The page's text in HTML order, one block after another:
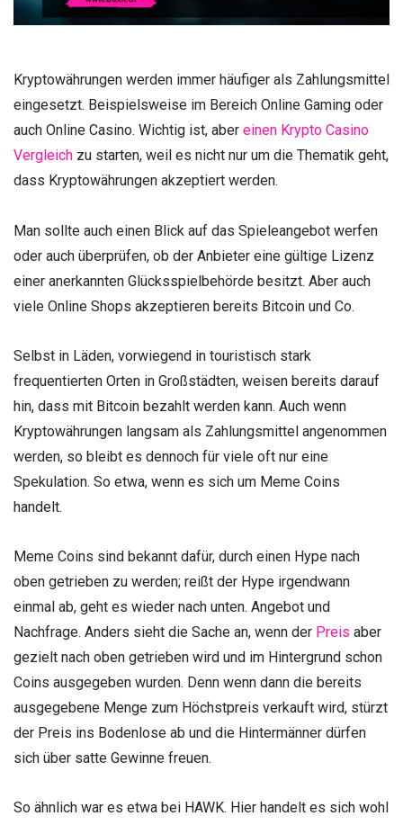
Kryptowährungen werden immer häufiger als Zahlungsmittel
eingesetzt. Beispielsweise im Bereich Online Gaming oder
auch Online Casino. Wichtig ist, aber einen Krypto Casino
Vergleich zu starten, weil es nicht nur um die Thematik geht,
dass Kryptowährungen akzeptiert werden.
Man sollte auch einen Blick auf das Spieleangebot werfen
oder auch überprüfen, ob der Anbieter eine gültige Lizenz
einer anerkannten Glücksspielbehörde besitzt. Aber auch
viele Online Shops akzeptieren bereits Bitcoin und Co.
Selbst in Läden, vorwiegend in touristisch stark
frequentierten Orten in Großstädten, weisen bereits darauf
hin, dass mit Bitcoin bezahlt werden kann. Auch wenn
Kryptowährungen langsam als Zahlungsmittel angenommen
werden, so bleibt es dennoch für viele oft nur eine
Spekulation. So etwa, wenn es sich um Meme Coins
handelt.
Meme Coins sind bekannt dafür, durch einen Hype nach
oben getrieben zu werden; reißt der Hype irgendwann
einmal ab, geht es wieder nach unten. Angebot und
Nachfrage. Anders sieht die Sache an, wenn der Preis aber
gezielt nach oben getrieben wird und im Hintergrund schon
Coins ausgegeben wurden. Denn wenn dann die bereits
ausgegebene Menge zum Höchstpreis verkauft wird, stürzt
der Preis ins Bodenlose ab und die Hintermänner dürfen
sich über satte Gewinne freuen.
So ähnlich war es etwa bei HAWK. Hier handelt es sich wohl